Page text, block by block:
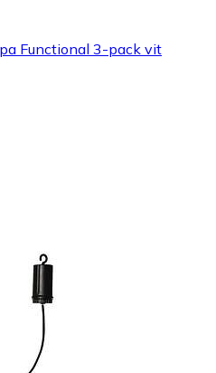
Functional 3-pack vit